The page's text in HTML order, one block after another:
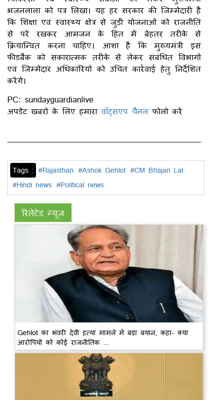
भजनलाला को पत्र लिखा। यह हर सरकार की जिम्मेदारी है
कि शिक्षा एवं स्वास्थ्य क्षेत्र से जुड़ी योजनाओं को राजनीति
से परे रखकर आमजन के हित में बेहतर तरीके से
क्रियान्वित करना चाहिए। आशा है कि मुख्यमंत्री इस
फीडबैक को सकारात्मक तरीके से लेकर संबंधित विभागों
एवं जिम्मेदार अधिकारियों को उचित कार्रवाई हेतु निर्देशित
करेंगे।
PC: sundayguardianlive
अपडेट खबरों के लिए हमारा वॉट्सएप चैनल फोलो करें
Tags : #Rajasthan #Ashok Gehlot #CM Bhajan Lal
#Hindi news #Political news
रिलेटेड न्यूज़
Gehlot का भंवरी देवी हत्या मामले में बड़ा बयान, कहा- क्या
आरोपियों को कोई राजनीतिक ...